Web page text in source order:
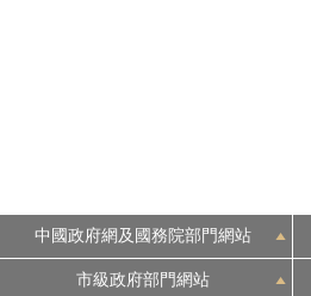
中國政府網及國務院部門網站
市級政府部門網站